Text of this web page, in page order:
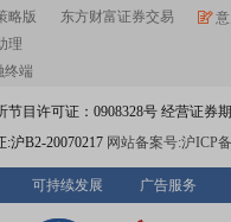
略版
理
终端
东方财富证券交易
目许可证：0908328号 经营证券
:沪B2-20070217 网站备案号:沪ICP
可持续发展 广告服务